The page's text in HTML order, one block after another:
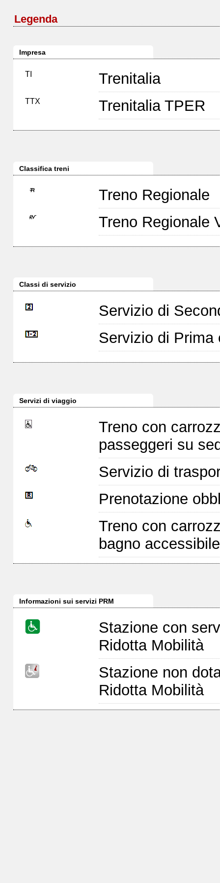
Legenda
Impresa
TI Trenitalia
TTX Trenitalia TPER
Classifica treni
Treno Regionale
Treno Regionale
Classi di servizio
Servizio di
Servizio di Prima
Servizi di viaggio
Treno con
passeggeri su
Servizio di
Prenotazione
Treno con
bagno
Informazioni sui servizi PRM
Stazione con
Ridotta Mobilità
Stazione non
Ridotta Mobilità